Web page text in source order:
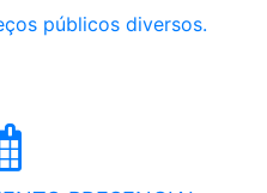
públicos diversos.